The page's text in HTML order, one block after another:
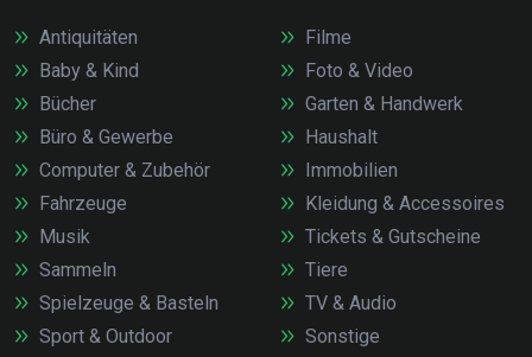
Antiquitäten
Baby & Kind
Bücher
Büro & Gewerbe
Computer & Zubehör
Fahrzeuge
Filme
Foto & Video
Garten & Handwerk
Haushalt
Immobilien
Kleidung & Accessoires
Musik
Sammeln
Spielzeuge & Basteln
Sport & Outdoor
Tickets & Gutscheine
Tiere
TV & Audio
Sonstige